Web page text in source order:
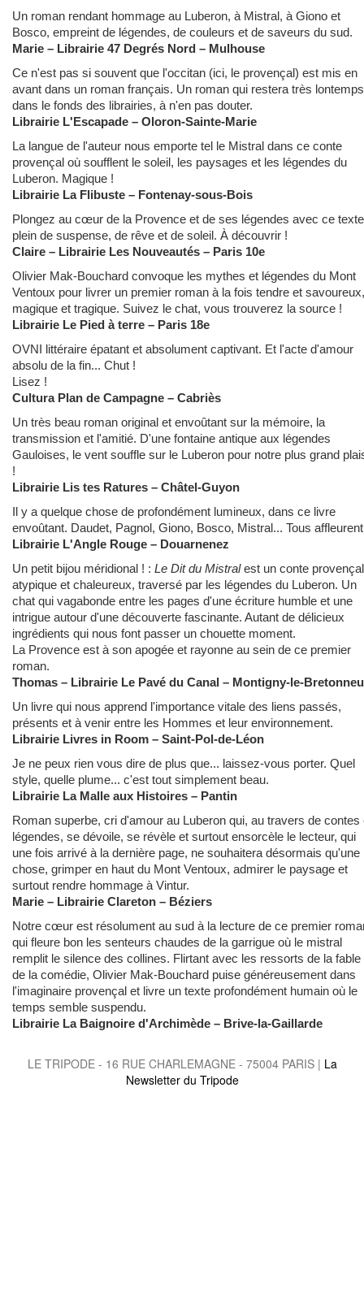
Un roman rendant hommage au Luberon, à Mistral, à Giono et
Bosco, empreint de légendes, de couleurs et de saveurs du sud.
Marie – Librairie 47 Degrés Nord – Mulhouse
Ce n'est pas si souvent que l'occitan (ici, le provençal) est mis en
avant dans un roman français. Un roman qui restera très lontemps
dans le fonds des librairies, à n'en pas douter.
Librairie L'Escapade – Oloron-Sainte-Marie
La langue de l'auteur nous emporte tel le Mistral dans ce conte
provençal où soufflent le soleil, les paysages et les légendes du
Luberon. Magique !
Librairie La Flibuste – Fontenay-sous-Bois
Plongez au cœur de la Provence et de ses légendes avec ce texte
plein de suspense, de rêve et de soleil. À découvrir !
Claire – Librairie Les Nouveautés – Paris 10e
Olivier Mak-Bouchard convoque les mythes et légendes du Mont
Ventoux pour livrer un premier roman à la fois tendre et savoureux,
magique et tragique. Suivez le chat, vous trouverez la source !
Librairie Le Pied à terre – Paris 18e
OVNI littéraire épatant et absolument captivant. Et l'acte d'amour
absolu de la fin... Chut !
Lisez !
Cultura Plan de Campagne – Cabriès
Un très beau roman original et envoûtant sur la mémoire, la
transmission et l'amitié. D'une fontaine antique aux légendes
Gauloises, le vent souffle sur le Luberon pour notre plus grand
!
Librairie Lis tes Ratures – Châtel-Guyon
Il y a quelque chose de profondément lumineux, dans ce livre
envoûtant. Daudet, Pagnol, Giono, Bosco, Mistral... Tous
Librairie L'Angle Rouge – Douarnenez
Un petit bijou méridional ! : Le Dit du Mistralest un conte provençal
atypique et chaleureux, traversé par les légendes du Luberon. Un
chat qui vagabonde entre les pages d'une écriture humble et une
intrigue autour d'une découverte fascinante. Autant de délicieux
ingrédients qui nous font passer un chouette moment.
La Provence est à son apogée et rayonne au sein de ce premier
roman.
Thomas – Librairie Le Pavé du Canal – Montigny-le-
Un livre qui nous apprend l'importance vitale des liens passés,
présents et à venir entre les Hommes et leur environnement.
Librairie Livres in Room – Saint-Pol-de-Léon
Je ne peux rien vous dire de plus que... laissez-vous porter. Quel
style, quelle plume... c'est tout simplement beau.
Librairie La Malle aux Histoires – Pantin
Roman superbe, cri d'amour au Luberon qui, au travers de contes
légendes, se dévoile, se révèle et surtout ensorcèle le lecteur, qui
une fois arrivé à la dernière page, ne souhaitera désormais qu'une
chose, grimper en haut du Mont Ventoux, admirer le paysage et
surtout rendre hommage à Vintur.
Marie – Librairie Clareton – Béziers
Notre cœur est résolument au sud à la lecture de ce premier
qui fleure bon les senteurs chaudes de la garrigue où le mistral
remplit le silence des collines. Flirtant avec les ressorts de la fable
de la comédie, Olivier Mak-Bouchard puise généreusement dans
l'imaginaire provençal et livre un texte profondément humain où le
temps semble suspendu.
Librairie La Baignoire d'Archimède – Brive-la-Gaillarde
LE TRIPODE - 16 RUE CHARLEMAGNE - 75004 PARIS | La
Newsletter du Tripode